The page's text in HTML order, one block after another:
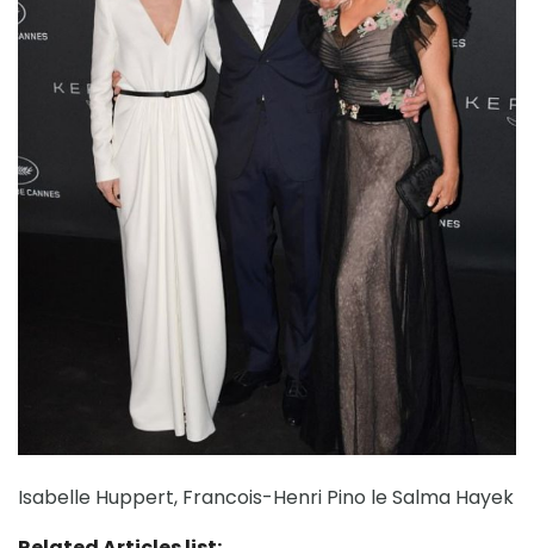
Isabelle Huppert, Francois-Henri Pino le Salma Hayek